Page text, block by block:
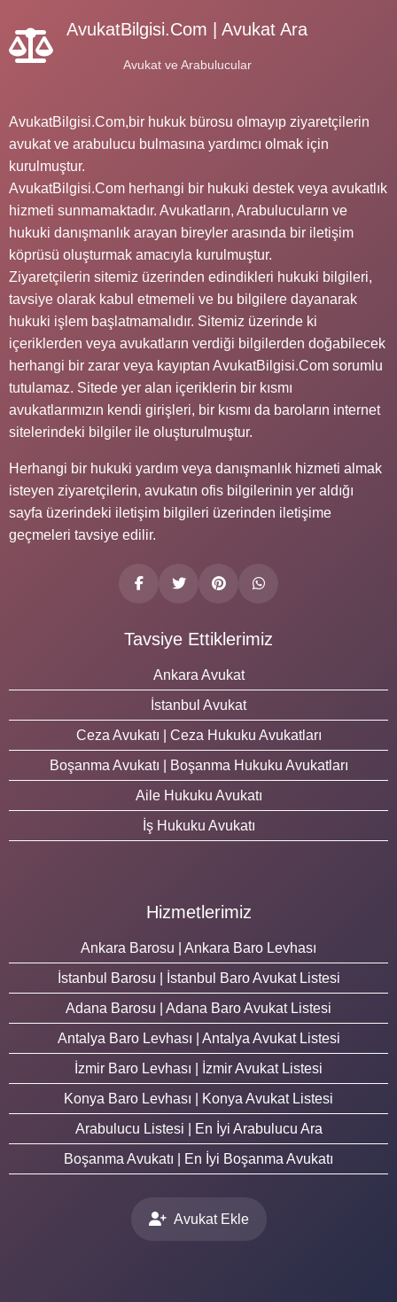
AvukatBilgisi.Com | Avukat Ara
Avukat ve Arabulucular
AvukatBilgisi.Com,bir hukuk bürosu olmayıp ziyaretçilerin
avukat ve arabulucu bulmasına yardımcı olmak için
kurulmuştur.
AvukatBilgisi.Com herhangi bir hukuki destek veya avukatlık
hizmeti sunmamaktadır. Avukatların, Arabulucuların ve
hukuki danışmanlık arayan bireyler arasında bir iletişim
köprüsü oluşturmak amacıyla kurulmuştur.
Ziyaretçilerin sitemiz üzerinden edindikleri hukuki bilgileri,
tavsiye olarak kabul etmemeli ve bu bilgilere dayanarak
hukuki işlem başlatmamalıdır. Sitemiz üzerinde ki
içeriklerden veya avukatların verdiği bilgilerden doğabilecek
herhangi bir zarar veya kayıptan AvukatBilgisi.Com sorumlu
tutulamaz. Sitede yer alan içeriklerin bir kısmı
avukatlarımızın kendi girişleri, bir kısmı da baroların internet
sitelerindeki bilgiler ile oluşturulmuştur.
Herhangi bir hukuki yardım veya danışmanlık hizmeti almak
isteyen ziyaretçilerin, avukatın ofis bilgilerinin yer aldığı
sayfa üzerindeki iletişim bilgileri üzerinden iletişime
geçmeleri tavsiye edilir.
Tavsiye Ettiklerimiz
Ankara Avukat
İstanbul Avukat
Ceza Avukatı | Ceza Hukuku Avukatları
Boşanma Avukatı | Boşanma Hukuku Avukatları
Aile Hukuku Avukatı
İş Hukuku Avukatı
Hizmetlerimiz
Ankara Barosu | Ankara Baro Levhası
İstanbul Barosu | İstanbul Baro Avukat Listesi
Adana Barosu | Adana Baro Avukat Listesi
Antalya Baro Levhası | Antalya Avukat Listesi
İzmir Baro Levhası | İzmir Avukat Listesi
Konya Baro Levhası | Konya Avukat Listesi
Arabulucu Listesi | En İyi Arabulucu Ara
Boşanma Avukatı | En İyi Boşanma Avukatı
Avukat Ekle